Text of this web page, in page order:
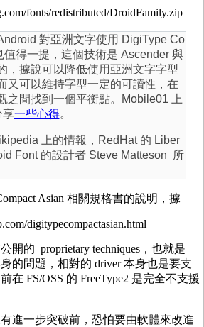
fonts/redistributed/DroidFamily.zip
對亞洲文字使用 DigiType Co
值得一提，這個技術是 Ascender 與
，據說可以降低使用亞洲文字字型
又可以維持字型一定的可讀性，在
之間找到一個平衡點。Mobile01 上
享一些心得。
上的情報，RedHat 的 Liber
Font 的設計者 Steve Matteson 所
Asian 相關規格書的說明，據
digitypecompactasian.html
開的 proprietary techniques，也就是
的問題，相對的 driver 本身也是要支
在 FS/OSS 的 FreeType2 是完全不支援
進一步突破前，恐怕要由軟體來改進